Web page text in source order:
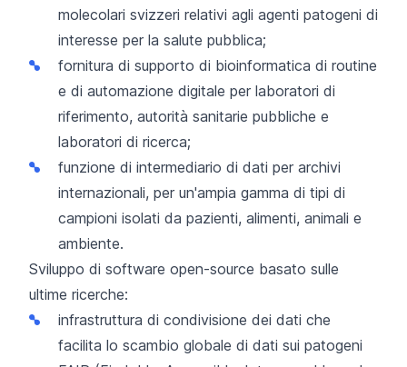
molecolari svizzeri relativi agli agenti patogeni di
interesse per la salute pubblica;
fornitura di supporto di bioinformatica di routine
e di automazione digitale per laboratori di
riferimento, autorità sanitarie pubbliche e
laboratori di ricerca;
funzione di intermediario di dati per archivi
internazionali, per un'ampia gamma di tipi di
campioni isolati da pazienti, alimenti, animali e
ambiente.
Sviluppo di software open-source basato sulle
ultime ricerche:
infrastruttura di condivisione dei dati che
facilita lo scambio globale di dati sui patogeni